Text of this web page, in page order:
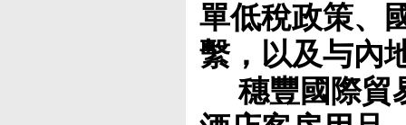
單低稅政策、
繫，以及与內
穗豐國際貿